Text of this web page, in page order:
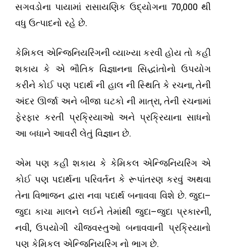
સગવડોના પાયામાં રાસાયણિક ઉદ્યોગના 70,000 થી
વધુ ઉત્પાદનો રહે છે.
કેમિકલ એન્જિનિયરિંગની વ્યાખ્યા કરવી હોય તો કહી
શકાય કે એ ભૌતિક વિજ્ઞાનના સિદ્ધાંતોનો ઉપયોગ
કરીને કોઈ પણ પદાર્થ ની હાલ ની સ્થિતિ કે રચના,તેની
અંદર ઊર્જા અને બીજા ઘટકો ની માત્રા,તેની રચનામાં
ફેરફાર કરતી પ્રક્રિયાઓ અને પ્રક્રિયાના સાધનો
આ બધાને આવરી લેતું વિજ્ઞાન છે.
એમ પણ કહી શકાય કે કેમિકલ એન્જિનિયરિંગ એ
કોઈ પણ પદાર્થના પરિવર્તન કે રૂપાંતરણ કરવું અથવા
તેના વિભાજન દ્વારા નવા પદાર્થ બનાવવા વિશે છે. જુદા–
જુદા કાચા માલને લઈને તેમાંથી જુદા–જુદા પ્રકારની,
નવી,ઉપયોગી ચીજવસ્તુઓ બનાવવાની પ્રક્રિયાનો
પણ કેમિકલ એન્જિનિયરિંગ નો ભાગ છે.